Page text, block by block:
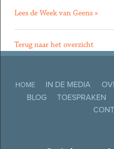
Lees de Week van Geens »
Terug naar het overzicht
HOME IN DE MEDIA
BLOG
TOESPRAKEN